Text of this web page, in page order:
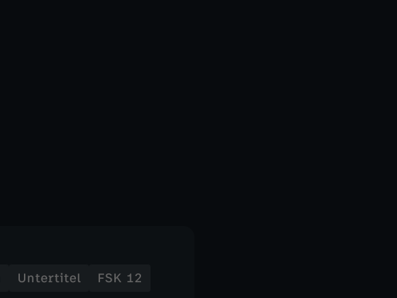
Untertitel
FSK 12